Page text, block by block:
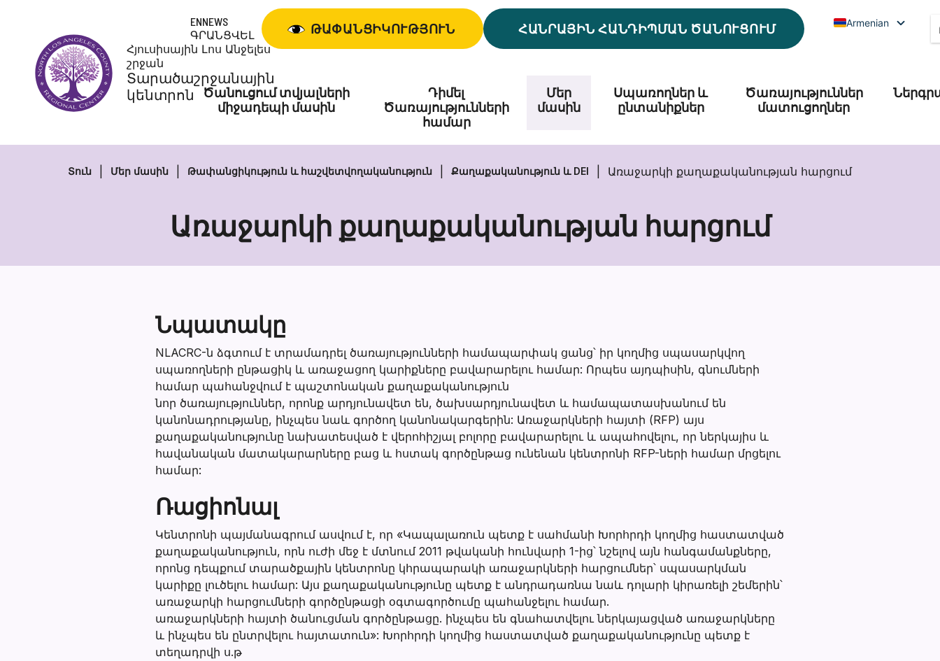
Հյուսիսային Լոս Անջելես
շրջան
Տարածաշրջանային
կենտրոն
ENNEWS
ԳՐԱՆՑՎԵԼ
ԹԱՓԱՆՑԻԿՈՒԹՅՈՒՆ ՀԱՆՐԱՅԻՆ ՀԱՆԴԻՊՄԱՆ ԾԱՆՈՒՑՈՒՄ Armenian
Ծանուցում տվյալների
միջադեպի մասին
Դիմել
Ծառայությունների
համար
Մեր
մասին
Սպառողներ և
ընտանիքներ
Ծառայություններ
մատուցողներ
Տուն Մեր մասին Թափանցիկություն և հաշվետվողականություն Քաղաքականություն և DEI Առաջարկի քաղաքականության հարցում
Առաջարկի քաղաքականության հարցում
Առաջարկի
քաղաքականության
Նպատակը
NLACRC-ն ձգտում է տրամադրել ծառայությունների համապարփակ ցանց՝ իր կողմից սպասարկվող
սպառողների ընթացիկ և առաջացող կարիքները բավարարելու համար: Որպես այդպիսին, գնումների
համար պահանջվում է պաշտոնական քաղաքականություն
նոր ծառայություններ, որոնք արդյունավետ են, ծախսարդյունավետ և համապատասխանում են
կանոնադրությանը, ինչպես նաև գործող կանոնակարգերին: Առաջարկների հայտի (RFP) այս
քաղաքականությունը նախատեսված է վերոհիշյալ բոլորը բավարարելու և ապահովելու, որ ներկայիս և
հավանական մատակարարները բաց և հստակ գործընթաց ունենան կենտրոնի RFP-ների համար մրցելու
համար:
Ռացիոնալ
Կենտրոնի պայմանագրում ասվում է, որ «Կապալառուն պետք է սահմանի Խորհրդի կողմից հաստատված
քաղաքականություն, որն ուժի մեջ է մտնում 2011 թվականի հունվարի 1-ից՝ նշելով այն հանգամանքները,
որոնց դեպքում տարածքային կենտրոնը կհրապարակի առաջարկների հարցումներ՝ սպասարկման
կարիքը լուծելու համար: Այս քաղաքականությունը պետք է անդրադառնա նաև դոլարի կիրառելի շեմերին՝
առաջարկի հարցումների գործընթացի օգտագործումը պահանջելու համար.
առաջարկների հայտի ծանուցման գործընթացը. ինչպես են գնահատվելու ներկայացված առաջարկները
և ինչպես են ընտրվելու հայտատուն»: Խորհրդի կողմից հաստատված քաղաքականությունը պետք է
տեղադրվի ս.թ